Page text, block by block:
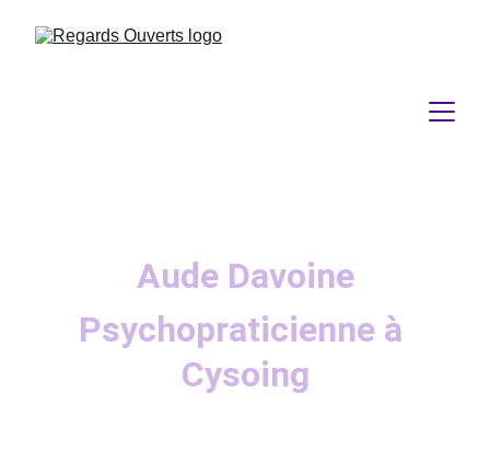
Aude Davoine
Psychopraticienne à
Cysoing